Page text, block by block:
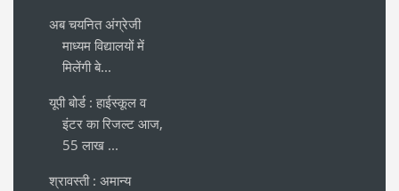
अब चयनित अंग्रेजी
माध्यम विद्यालयों में
मिलेंगी बे...
यूपी बोर्ड : हाईस्कूल व
इंटर का रिजल्ट आज,
55 लाख ...
श्रावस्ती : अमान्य